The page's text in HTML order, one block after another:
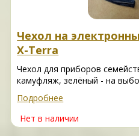
Чехол на
X-Terra
Чехол для приборов
камуфляж, зелёный - на
Подробнее
Нет в наличии